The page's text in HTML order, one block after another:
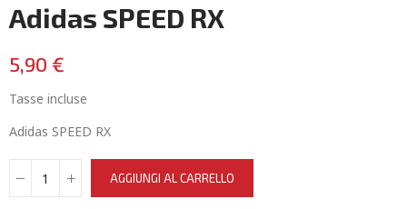
Adidas SPEED RX
5,90 €
Tasse incluse
Adidas SPEED RX
AGGIUNGI AL CARRELLO